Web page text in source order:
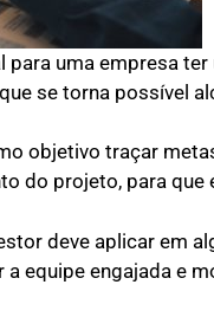
para uma empresa
se torna possível
objetivo traçar
do projeto, para que
deve aplicar em
equipe engajada e